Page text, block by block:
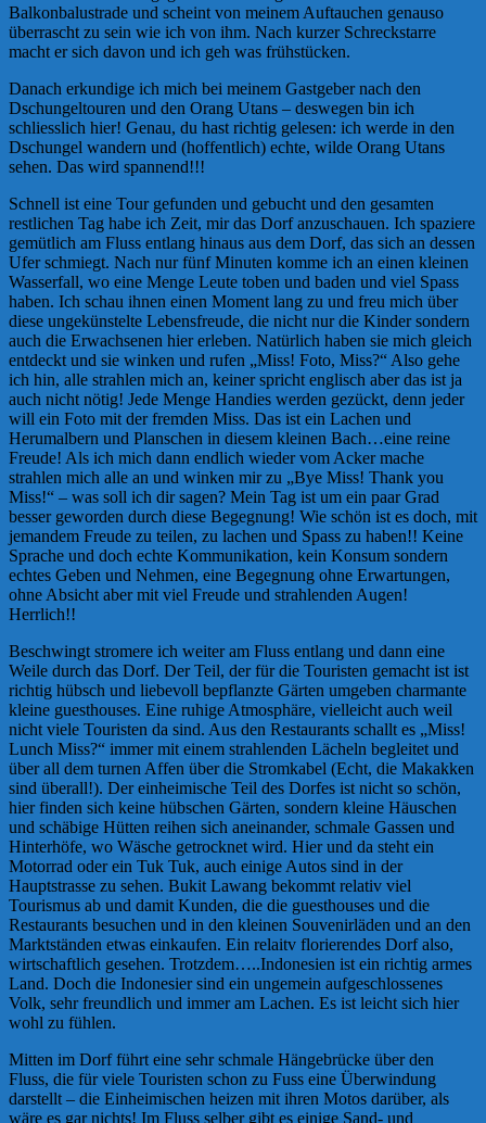
Balkonbalustrade und scheint von meinem Auftauchen genauso
überrascht zu sein wie ich von ihm. Nach kurzer Schreckstarre
macht er sich davon und ich geh was frühstücken.
Danach erkundige ich mich bei meinem Gastgeber nach den
Dschungeltouren und den Orang Utans – deswegen bin ich
schliesslich hier! Genau, du hast richtig gelesen: ich werde in den
Dschungel wandern und (hoffentlich) echte, wilde Orang Utans
sehen. Das wird spannend!!!
Schnell ist eine Tour gefunden und gebucht und den gesamten
restlichen Tag habe ich Zeit, mir das Dorf anzuschauen. Ich spaziere
gemütlich am Fluss entlang hinaus aus dem Dorf, das sich an dessen
Ufer schmiegt. Nach nur fünf Minuten komme ich an einen kleinen
Wasserfall, wo eine Menge Leute toben und baden und viel Spass
haben. Ich schau ihnen einen Moment lang zu und freu mich über
diese ungekünstelte Lebensfreude, die nicht nur die Kinder sondern
auch die Erwachsenen hier erleben. Natürlich haben sie mich gleich
entdeckt und sie winken und rufen „Miss! Foto, Miss?“ Also gehe
ich hin, alle strahlen mich an, keiner spricht englisch aber das ist ja
auch nicht nötig! Jede Menge Handies werden gezückt, denn jeder
will ein Foto mit der fremden Miss. Das ist ein Lachen und
Herumalbern und Planschen in diesem kleinen Bach…eine reine
Freude! Als ich mich dann endlich wieder vom Acker mache
strahlen mich alle an und winken mir zu „Bye Miss! Thank you
Miss!“ – was soll ich dir sagen? Mein Tag ist um ein paar Grad
besser geworden durch diese Begegnung! Wie schön ist es doch, mit
jemandem Freude zu teilen, zu lachen und Spass zu haben!! Keine
Sprache und doch echte Kommunikation, kein Konsum sondern
echtes Geben und Nehmen, eine Begegnung ohne Erwartungen,
ohne Absicht aber mit viel Freude und strahlenden Augen!
Herrlich!!
Beschwingt stromere ich weiter am Fluss entlang und dann eine
Weile durch das Dorf. Der Teil, der für die Touristen gemacht ist ist
richtig hübsch und liebevoll bepflanzte Gärten umgeben charmante
kleine guesthouses. Eine ruhige Atmosphäre, vielleicht auch weil
nicht viele Touristen da sind. Aus den Restaurants schallt es „Miss!
Lunch Miss?“ immer mit einem strahlenden Lächeln begleitet und
über all dem turnen Affen über die Stromkabel (Echt, die Makakken
sind überall!). Der einheimische Teil des Dorfes ist nicht so schön,
hier finden sich keine hübschen Gärten, sondern kleine Häuschen
und schäbige Hütten reihen sich aneinander, schmale Gassen und
Hinterhöfe, wo Wäsche getrocknet wird. Hier und da steht ein
Motorrad oder ein Tuk Tuk, auch einige Autos sind in der
Hauptstrasse zu sehen. Bukit Lawang bekommt relativ viel
Tourismus ab und damit Kunden, die die guesthouses und die
Restaurants besuchen und in den kleinen Souvenirläden und an den
Marktständen etwas einkaufen. Ein relaitv florierendes Dorf also,
wirtschaftlich gesehen. Trotzdem…..Indonesien ist ein richtig armes
Land. Doch die Indonesier sind ein ungemein aufgeschlossenes
Volk, sehr freundlich und immer am Lachen. Es ist leicht sich hier
wohl zu fühlen.
Mitten im Dorf führt eine sehr schmale Hängebrücke über den
Fluss, die für viele Touristen schon zu Fuss eine Überwindung
darstellt – die Einheimischen heizen mit ihren Motos darüber, als
wäre es gar nichts! Im Fluss selber gibt es einige Sand- und